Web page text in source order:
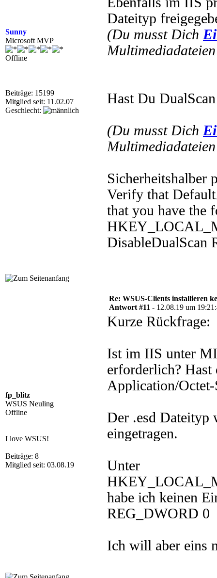
Sunny
Microsoft MVP
Offline
Beiträge: 15199
Mitglied seit: 11.02.07
Geschlecht:
Dateityp
(Du musst Dich
Hast Du
(Du musst Dich
Sicherheitshalber
Verify that
that you have the
DisableDualScan
fp_blitz
WSUS Neuling
Offline
I love WSUS!
Beiträge: 8
Mitglied seit: 03.08.19
Re: WSUS-Clients installieren
Antwort #11 - 12.08.19 um
Kurze Rückfrage:
Ist im IIS unter
erforderlich? Hast
Application/Octet-
Der .esd Dateityp
eingetragen.
Unter
habe ich keinen
REG_DWORD 0
Ich will aber eins